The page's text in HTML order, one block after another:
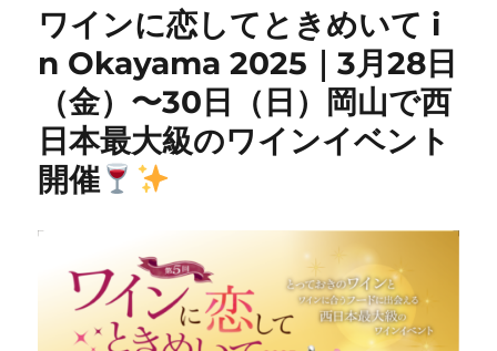
ワインに恋してときめいて i
n Okayama 2025｜3月28日
（金）〜30日（日）岡山で西
日本最大級のワインイベント
開催